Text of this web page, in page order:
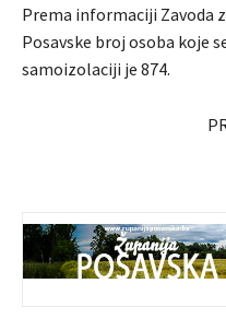
Prema informaciji Zavoda
Posavske broj osoba koje
samoizolaciji je 874.